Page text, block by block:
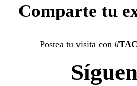
Comparte tu
Postea tu visita con